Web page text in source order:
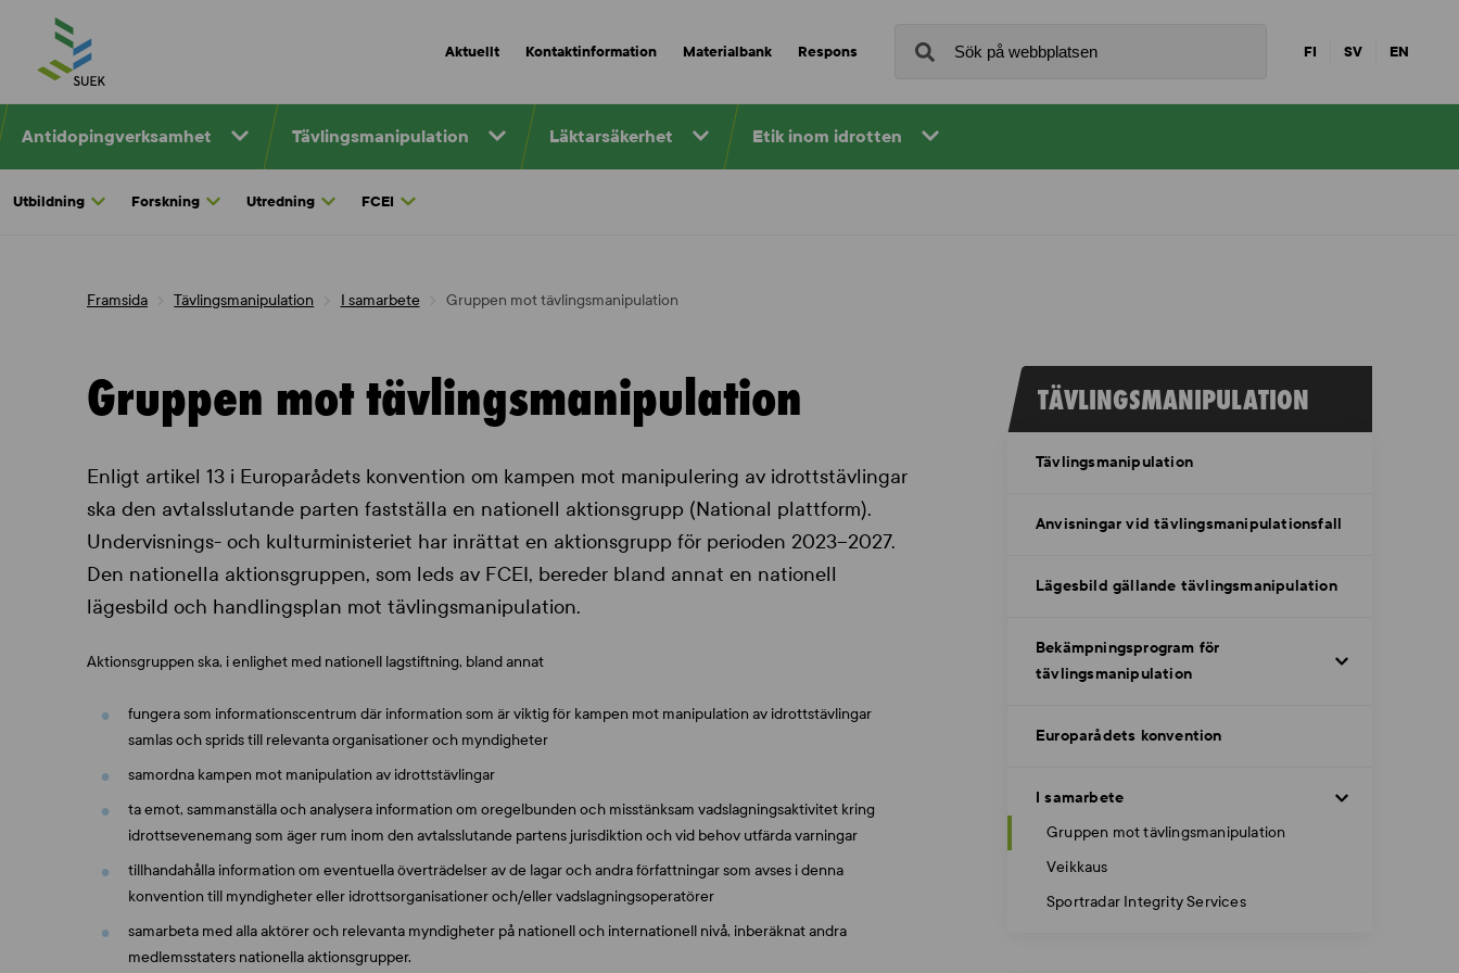
content
Aktuellt Kontaktinformation Materialbank Respons FI SV EN
Antidopingverksamhet Tävlingsmanipulation Läktarsäkerhet Etik inom idrotten
Utbildning Forskning Utredning FCEI
Framsida Tävlingsmanipulation I samarbete Gruppen mot tävlingsmanipulation
Gruppen mot tävlingsmanipulation
Enligt artikel 13 i Europarådets konvention om kampen mot manipulering av idrottstävlingar
ska den avtalsslutande parten fastställa en nationell aktionsgrupp (National plattform).
Undervisnings- och kulturministeriet har inrättat en aktionsgrupp för perioden 2023–2027.
Den nationella aktionsgruppen, som leds av FCEI, bereder bland annat en nationell
lägesbild och handlingsplan mot tävlingsmanipulation.
Aktionsgruppen ska, i enlighet med nationell lagstiftning, bland annat
fungera som informationscentrum där information som är viktig för kampen mot manipulation av idrottstävlingar
samlas och sprids till relevanta organisationer och myndigheter
samordna kampen mot manipulation av idrottstävlingar
ta emot, sammanställa och analysera information om oregelbunden och misstänksam vadslagningsaktivitet kring
idrottsevenemang som äger rum inom den avtalsslutande partens jurisdiktion och vid behov utfärda varningar
tillhandahålla information om eventuella överträdelser av de lagar och andra författningar som avses i denna
konvention till myndigheter eller idrottsorganisationer och/eller vadslagningsoperatörer
samarbeta med alla aktörer och relevanta myndigheter på nationell och internationell nivå, inberäknat andra
medlemsstaters nationella aktionsgrupper.
TÄVLINGSMANIPULATION
Tävlingsmanipulation
Anvisningar vid tävlingsmanipulationsfall
Lägesbild gällande tävlingsmanipulation
Bekämpningsprogram för
tävlingsmanipulation
Europarådets konvention
I samarbete
Gruppen mot tävlingsmanipulation
Veikkaus
Sportradar Integrity Services